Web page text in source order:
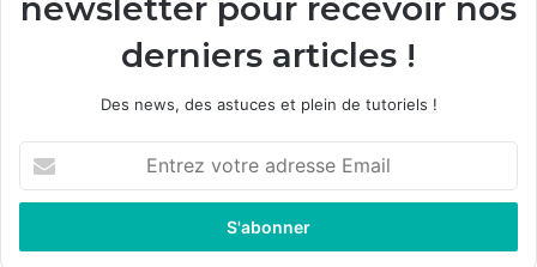
derniers articles !
Des news, des astuces et plein de tutoriels !
t
e